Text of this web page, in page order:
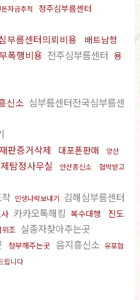
자금추적 청주심부름센터
부름센터의뢰비용
배트남청
폭행비용 전주심부름센터 용
신소 심부름센터전국심부름센
판증거삭제 대포폰판매
양산
탐정사무실 안산흥신소
협박받고
인생나락보내기 김해심부름센터
카카오톡해킹 복수대행
진도
조 실종자찾아주는곳
청부해주는곳 음지흥신소 유포협
립니다